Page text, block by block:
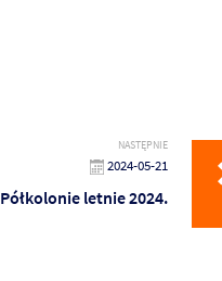
NASTĘPNIE
2024-05-21
Półkolonie letnie 2024.